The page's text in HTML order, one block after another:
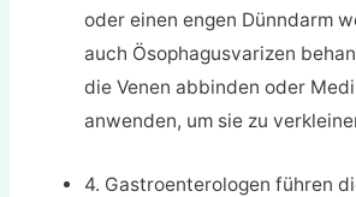
oder einen engen Dünndarm
auch Ösophagusvarizen
die Venen abbinden oder
anwenden, um sie zu
4. Gastroenterologen führen